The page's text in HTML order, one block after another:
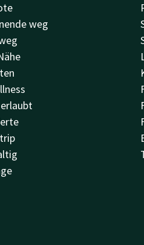
weg